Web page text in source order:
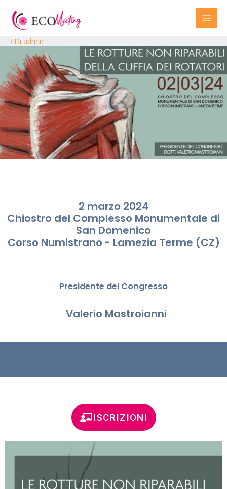
/ Di admin
2 marzo 2024
Chiostro del Complesso Monumentale di
San Domenico
Corso Numistrano - Lamezia Terme (CZ)
Presidente del Congresso
Valerio Mastroianni
ISCRIZIONI